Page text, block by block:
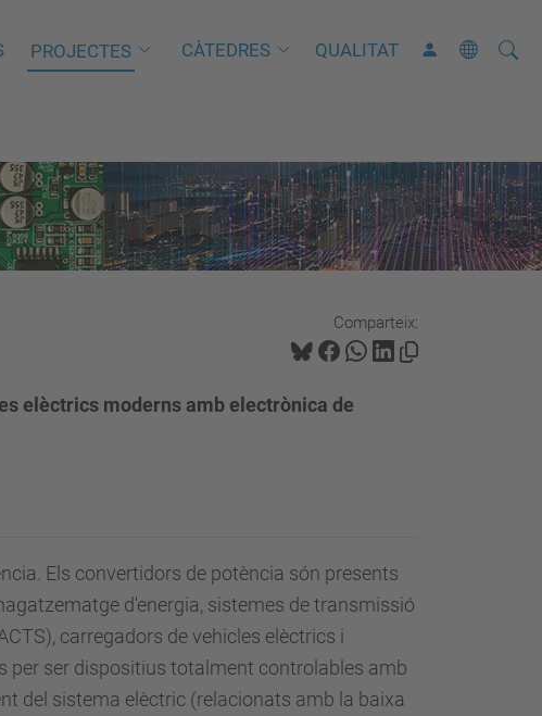
PROJECTES CÀTEDRES QUALITAT Cerca
C
a
a
v
a
Comparteix:
elèctrics moderns amb electrònica de
Els convertidors de potència són presents
d'energia, sistemes de transmissió
carregadors de vehicles elèctrics i
per ser dispositius totalment controlables amb
del sistema elèctric (relacionats amb la baixa